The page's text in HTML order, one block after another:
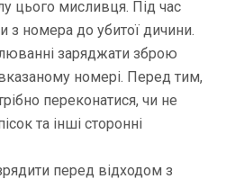
цього мисливця. Під час
з номера до убитої дичини.
заряджати зброю
номері. Перед тим,
переконатися, чи не
та інші сторонні
перед відходом з